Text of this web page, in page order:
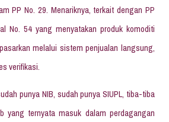
PP No. 29. Menariknya, terkait dengan PP
No. 54 yang menyatakan produk komoditi
melalui sistem penjualan langsung,
verifikasi.
punya NIB, sudah punya SIUPL, tiba-tiba
yang ternyata masuk dalam perdagangan